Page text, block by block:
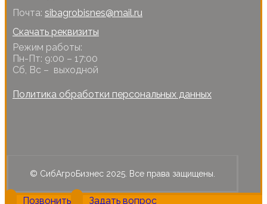
Почта: sibagrobisnes@mail.ru
Скачать реквизиты
Режим работы:
Пн-Пт: 9:00 – 17:00
Сб, Вс – выходной
Политика обработки персональных данных
© СибАгроБизнес 2025. Все права защищены.
Позвонить Задать вопрос